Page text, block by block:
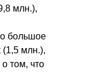
млн.),
большое
(1,5 млн.),
том, что